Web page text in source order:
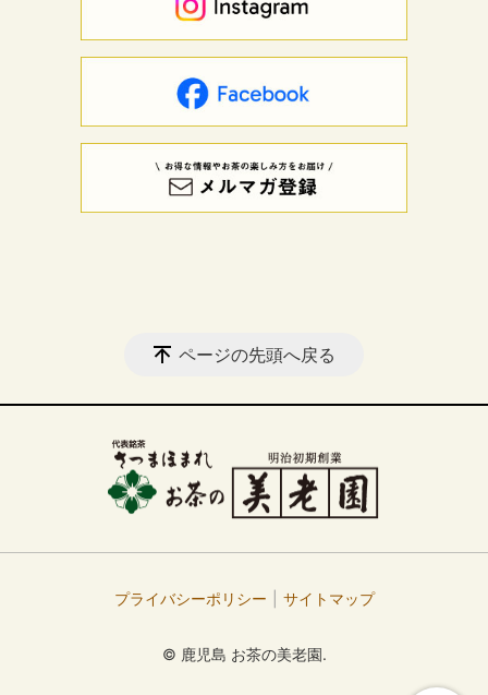
ページの先頭へ戻る
プライバシーポリシー サイトマップ
© 鹿児島 お茶の美老園.